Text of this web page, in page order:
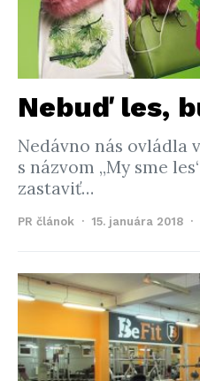
Nebuď les,
Nedávno nás ovládla
s názvom „My sme
zastaviť…
PR článok 15. januára 2018